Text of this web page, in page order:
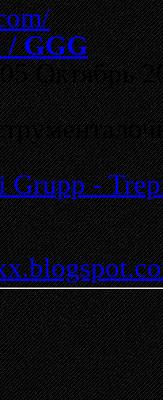
/ GGG
Октябрь
Grupp -